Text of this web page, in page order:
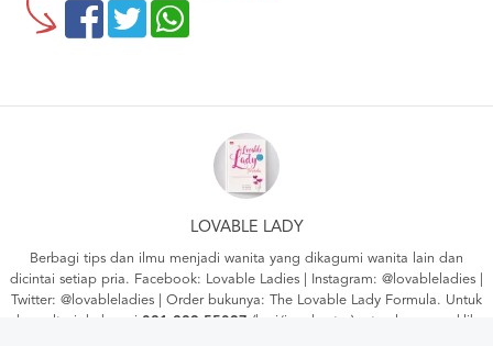
LOVABLE LADY
Berbagi tips dan ilmu menjadi wanita yang dikagumi wanita lain dan
dicintai setiap pria. Facebook: Lovable Ladies | Instagram: @lovableladies
Twitter: @lovableladies | Order bukunya: The Lovable Lady Formula. Untuk
konsultasi, hubungi 021-229-55097 (hari/jam kantor), atau langsung klik